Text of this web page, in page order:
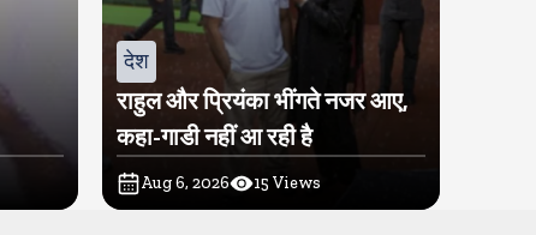
देश
राहुल और प्रियंका भींगते नजर आए,
कहा-गाडी नहीं आ रही है
Aug 6, 2026 15 Views